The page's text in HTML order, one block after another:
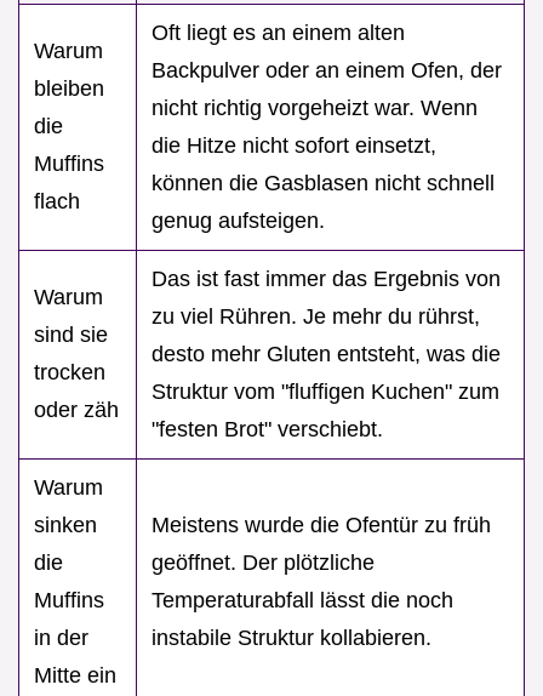
Warum
bleiben
die
Muffins
flach
Oft liegt es an einem alten
Backpulver oder an einem Ofen, der
nicht richtig vorgeheizt war. Wenn
die Hitze nicht sofort einsetzt,
können die Gasblasen nicht schnell
genug aufsteigen.
Warum
sind sie
trocken
oder zäh
Das ist fast immer das Ergebnis von
zu viel Rühren. Je mehr du rührst,
desto mehr Gluten entsteht, was die
Struktur vom "fluffigen Kuchen" zum
"festen Brot" verschiebt.
Warum
sinken
die
Muffins
in der
Mitte ein
Meistens wurde die Ofentür zu früh
geöffnet. Der plötzliche
Temperaturabfall lässt die noch
instabile Struktur kollabieren.